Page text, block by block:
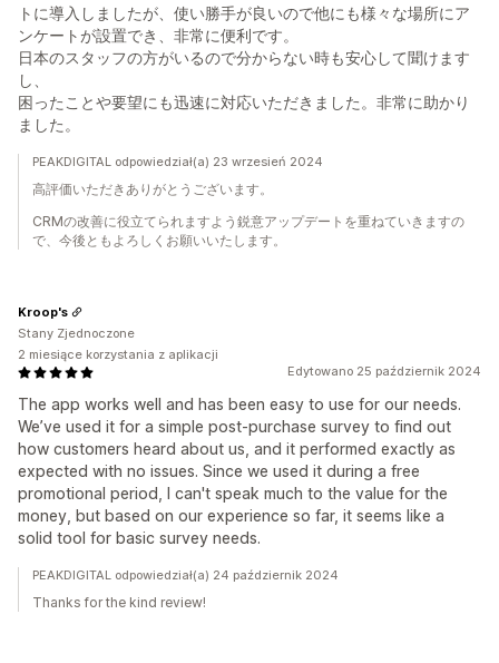
トに導入しましたが、使い勝手が良いので他にも様々な場所にア
ンケートが設置でき、非常に便利です。
日本のスタッフの方がいるので分からない時も安心して聞けます
し、
困ったことや要望にも迅速に対応いただきました。非常に助かり
ました。
PEAKDIGITAL odpowiedział(a) 23 wrzesień 2024
高評価いただきありがとうございます。
CRMの改善に役立てられますよう鋭意アップデートを重ねていきますの
で、今後ともよろしくお願いいたします。
Edytowano 25 październik 2024
The app works well and has been easy to use for our needs.
We’ve used it for a simple post-purchase survey to find out
how customers heard about us, and it performed exactly as
expected with no issues. Since we used it during a free
promotional period, I can't speak much to the value for the
money, but based on our experience so far, it seems like a
solid tool for basic survey needs.
Kroop's
Stany Zjednoczone
2 miesiące korzystania z aplikacji
PEAKDIGITAL odpowiedział(a) 24 październik 2024
Thanks for the kind review!